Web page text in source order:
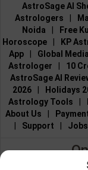
AstroSage AI
Astrologers
Noida
Free
Horoscope
KP
App
Global
Astrologer
10
AstroSage AI
2026
Holidays
Astrology Tools
About Us
Support